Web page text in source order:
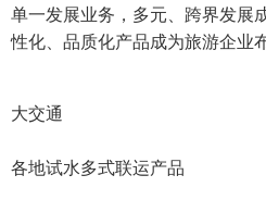
单一发展业务，多元、跨界发展
性化、品质化产品成为旅游企业
大交通
各地试水多式联运产品